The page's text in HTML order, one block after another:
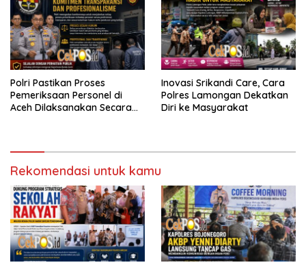
Polri Pastikan Proses
Pemeriksaan Personel di
Aceh Dilaksanakan Secara
Inovasi Srikandi Care, Cara
Polres Lamongan Dekatkan
Diri ke Masyarakat
Rekomendasi untuk kamu